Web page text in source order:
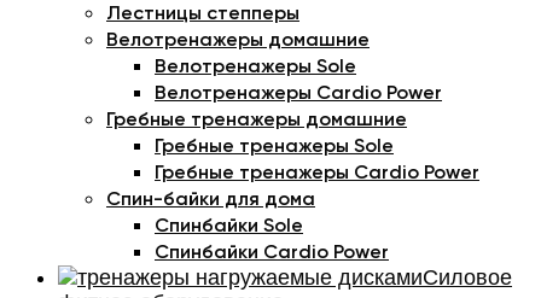
Лестницы степперы
Велотренажеры домашние
Велотренажеры Sole
Велотренажеры Cardio Power
Гребные тренажеры домашние
Гребные тренажеры Sole
Гребные тренажеры Cardio Power
Спин-байки для дома
Спинбайки Sole
Спинбайки Cardio Power
Силовое